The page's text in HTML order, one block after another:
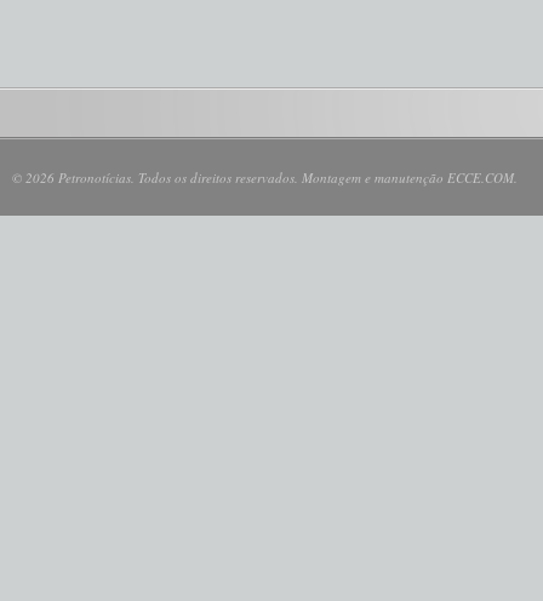
© 2026 Petronotícias. Todos os direitos reservados. Montagem e manutenção ECCE.COM.